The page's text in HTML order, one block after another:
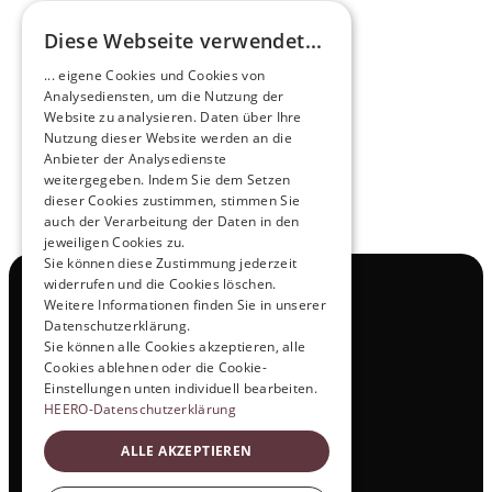
HEERO
Mehr erfahren
View All
Navigation
Kontakt
Probefahrt
Karriere
Investor Relations
Legal & Policies
Impressum
Diese Webseite verwendet...
... eigene Cookies und Cookies von
Analysediensten, um die Nutzung der
Website zu analysieren. Daten über Ihre
Nutzung dieser Website werden an die
Anbieter der Analysedienste
weitergegeben. Indem Sie dem Setzen
dieser Cookies zustimmen, stimmen Sie
auch der Verarbeitung der Daten in den
jeweiligen Cookies zu.
Sie können diese Zustimmung jederzeit
widerrufen und die Cookies löschen.
Weitere Informationen finden Sie in unserer
Datenschutzerklärung.
Sie können alle Cookies akzeptieren, alle
Cookies ablehnen oder die Cookie-
Einstellungen unten individuell bearbeiten.
HEERO-Datenschutzerklärung
ALLE AKZEPTIEREN